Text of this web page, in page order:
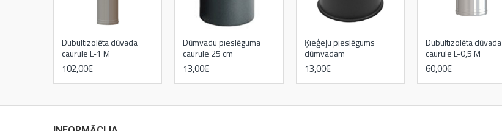
Dubultizolēta dūvada
caurule L-1 M
102,00€
Dūmvadu pieslēguma
caurule 25 cm
13,00€
Ķieģeļu pieslēgums
dūmvadam
13,00€
Dubultizolēta dūvada
caurule L-0,5 M
60,00€